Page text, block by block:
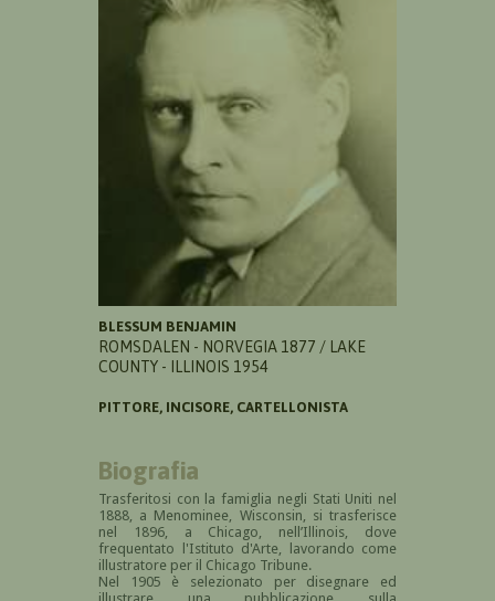
BLESSUM BENJAMIN
ROMSDALEN - NORVEGIA 1877 / LAKE
COUNTY - ILLINOIS 1954
PITTORE, INCISORE, CARTELLONISTA
Biografia
Trasferitosi con la famiglia negli Stati Uniti nel
1888, a Menominee, Wisconsin, si trasferisce
nel 1896, a Chicago, nell’Illinois, dove
frequentato l'Istituto d'Arte, lavorando come
illustratore per il Chicago Tribune.
Nel 1905 è selezionato per disegnare ed